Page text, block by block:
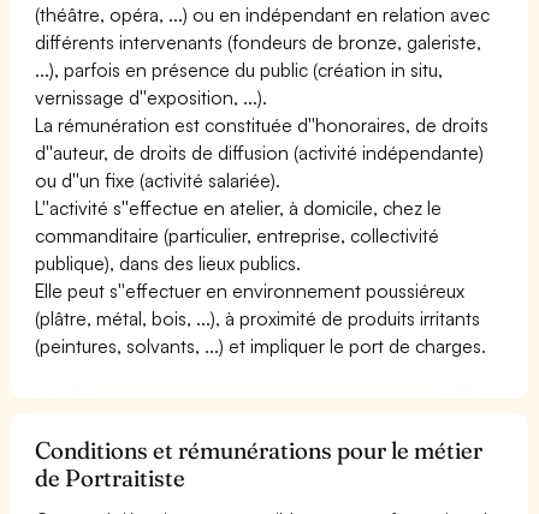
(théâtre, opéra, ...) ou en indépendant en relation avec
différents intervenants (fondeurs de bronze, galeriste,
...), parfois en présence du public (création in situ,
vernissage d''exposition, ...).
La rémunération est constituée d''honoraires, de droits
d''auteur, de droits de diffusion (activité indépendante)
ou d''un fixe (activité salariée).
L''activité s''effectue en atelier, à domicile, chez le
commanditaire (particulier, entreprise, collectivité
publique), dans des lieux publics.
Elle peut s''effectuer en environnement poussiéreux
(plâtre, métal, bois, ...), à proximité de produits irritants
(peintures, solvants, ...) et impliquer le port de charges.
Conditions et rémunérations pour le métier
de Portraitiste